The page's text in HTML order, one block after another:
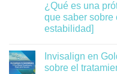
¿Qué es una
que saber sobre
estabilidad]
Invisalign en
sobre el